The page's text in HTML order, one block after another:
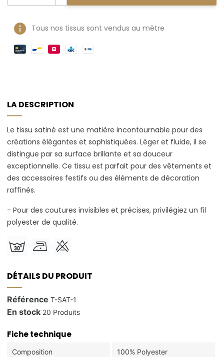
Tous nos tissus sont vendus au mètre
LA DESCRIPTION
Le tissu satiné est une matière incontournable pour des
créations élégantes et sophistiquées. Léger et fluide, il se
distingue par sa surface brillante et sa douceur
exceptionnelle. Ce tissu est parfait pour des vêtements et
des accessoires festifs ou des éléments de décoration
raffinés.
- Pour des coutures invisibles et précises, privilégiez un fil
polyester de qualité.
DÉTAILS DU PRODUIT
Référence T-SAT-1
En stock 20 Produits
Fiche technique
Composition 100% Polyester